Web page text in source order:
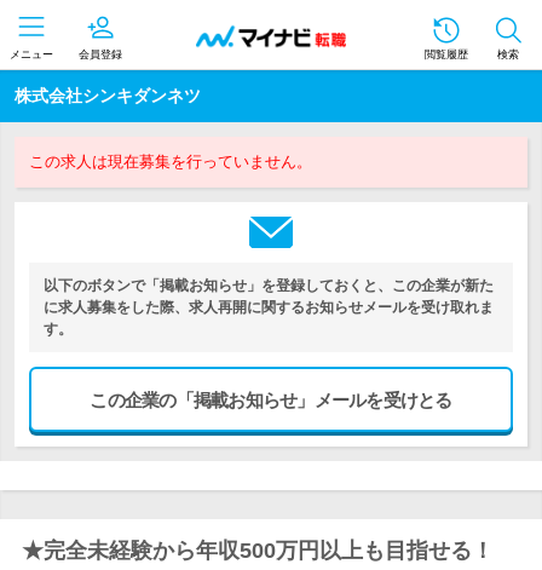
メニュー 会員登録 閲覧履歴 検索
株式会社シンキダンネツ
この求人は現在募集を行っていません。
以下のボタンで「掲載お知らせ」を登録しておくと、この企業が新た
に求人募集をした際、求人再開に関するお知らせメールを受け取れま
す。
この企業の「掲載お知らせ」メールを受けとる
★完全未経験から年収500万円以上も目指せる！